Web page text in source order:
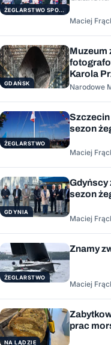
ŻEGLARSTWO SPORTOWE
Maciej
GDAŃSK
Muzeum
Karola
Narodowe
ŻEGLARSTWO
sezon
Maciej
GDYNIA
Gdyńscy
sezon
Maciej
ŻEGLARSTWO
Znamy
Maciej
NA LĄDZIE
prac